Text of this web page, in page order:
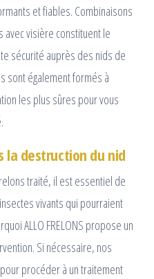
et fiables. Combinaisons
avec visière constituent le
sécurité auprès des nids de
sont également formés à
les plus sûres pour vous
la destruction du nid
traité, il est essentiel de
vivants qui pourraient
ALLO FRELONS propose un
Si nécessaire, nos
procéder à un traitement